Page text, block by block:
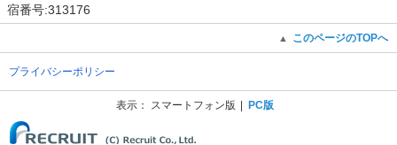
勿来駅
宿番号:313176
▲ このページのTOPへ
プライバシーポリシー
表示： スマートフォン版 PC版